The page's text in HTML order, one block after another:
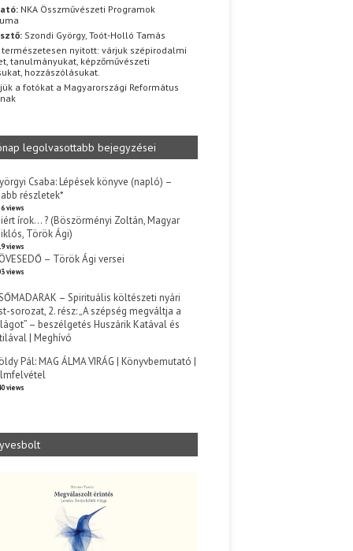
NKA Összművészeti Programok
Szondi György, Toót-Holló Tamás
természetesen nyitott: várjuk szépirodalmi
tanulmányukat, képzőművészeti
hozzászólásukat.
a fotókat a Magyarországi Református
legolvasottabb bejegyzései
Csaba: Lépések könyve (napló) –
részletek*
views
írok… ? (Böszörményi Zoltán, Magyar
Török Ági)
views
– Török Ági versei
views
– Spirituális költészeti nyári
sorozat, 2. rész: „A szépség megváltja a
– beszélgetés Huszárik Katával és
| Meghívó
Pál: MAG ÁLMA VIRÁG | Könyvbemutató |
views